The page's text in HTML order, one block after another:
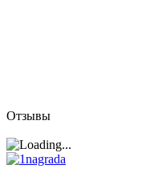
Отзывы